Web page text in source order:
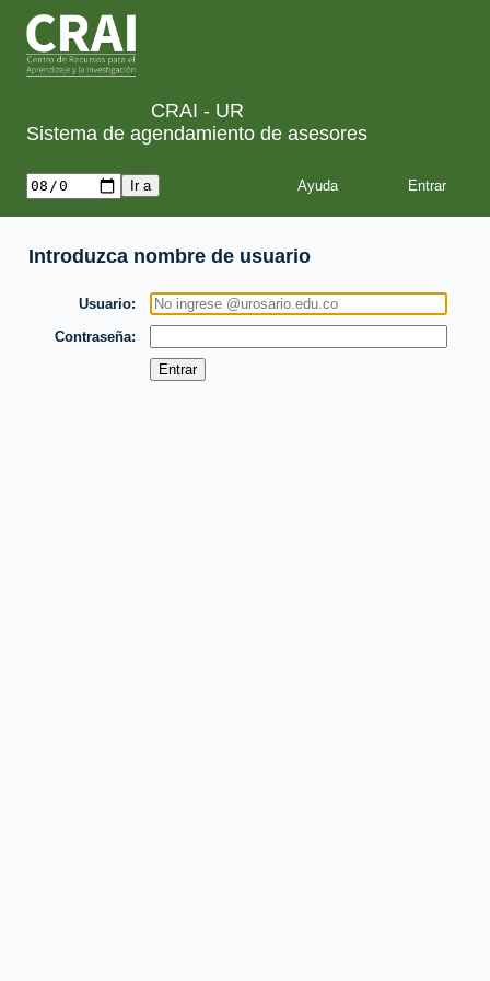
CRAI - UR
Sistema de agendamiento de asesores
Ayuda
Introduzca nombre de usuario
Usuario
Contraseña